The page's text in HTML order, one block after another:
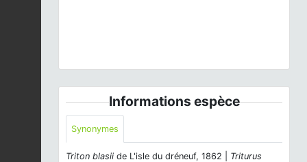
Informations espèce
Synonymes
Triton blasii de L'isle du dréneuf, 1862 | Triturus